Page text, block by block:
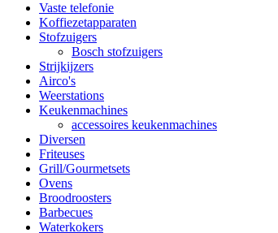
Vaste telefonie
Koffiezetapparaten
Stofzuigers
Bosch stofzuigers
Strijkijzers
Airco's
Weerstations
Keukenmachines
accessoires keukenmachines
Diversen
Friteuses
Grill/Gourmetsets
Ovens
Broodroosters
Barbecues
Waterkokers